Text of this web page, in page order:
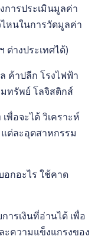
การประเมินมูลค่า
ไหนในการวัดมูลค่า
ต่างประเทศได้)
ค้าปลีก โรงไฟฟ้า
ทรัพย์ โลจิสติกส์
พื่อจะได้ วิเคราะห์
ต่ละอุตสาหกรรม
อกอะไร ใช้คาด
ารเงินที่อ่านได้ เพื่อ
ะความแข็งแกรงของ